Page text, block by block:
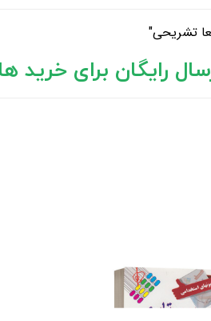
تشریحی"
بالای 5 میلیون